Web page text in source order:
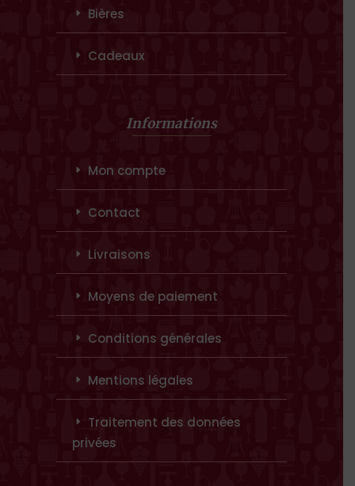
Bières
Cadeaux
Informations
Mon compte
Contact
Livraisons
Moyens de paiement
Conditions générales
Mentions légales
Traitement des données
privées